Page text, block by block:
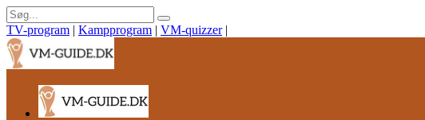
TV-program | Kampprogram | VM-quizzer |